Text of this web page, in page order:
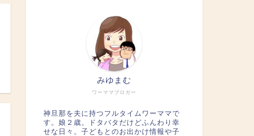
ワーママブロガー
みゆまむ
神旦那を夫に持つフルタイムワーママで
す。娘２歳。ドタバタだけどふんわり幸
せな日々。子どもとのお出かけ情報や子